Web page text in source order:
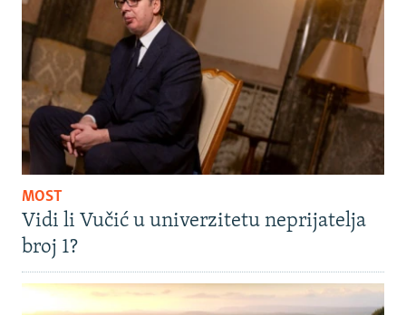
MOST
Vidi li Vučić u univerzitetu neprijatelja
broj 1?